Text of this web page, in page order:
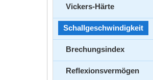
Vickers-Härte
Schallgeschwindigkeit
Brechungsindex
Reflexionsvermögen